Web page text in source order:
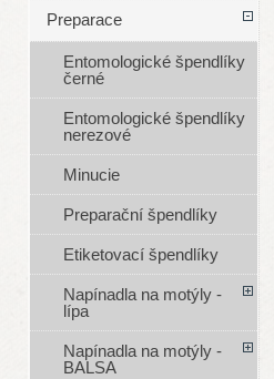
Preparace
Entomologické špendlíky
černé
Entomologické špendlíky
nerezové
Minucie
Preparační špendlíky
Etiketovací špendlíky
Napínadla na motýly -
lípa
Napínadla na motýly -
BALSA